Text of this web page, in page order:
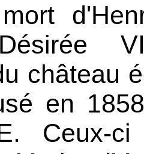
château
en
Ceux-